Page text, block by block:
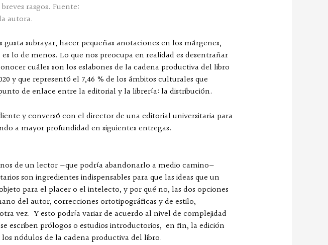
rasgos. Fuente:
autora.
subrayar, hacer pequeñas anotaciones en los márgenes,
lo de menos. Lo que nos preocupa en realidad es desentrañar
cuáles son los eslabones de la cadena productiva del libro
y que representó el 7,46 % de los ámbitos culturales que
de enlace entre la editorial y la librería: la distribución.
y conversó con el director de una editorial universitaria para
a mayor profundidad en siguientes entregas.
de un lector —que podría abandonarlo a medio camino—
son ingredientes indispensables para que las ideas que un
para el placer o el intelecto, y por qué no, las dos opciones
del autor, correcciones ortotipográficas y de estilo,
vez. Y esto podría variar de acuerdo al nivel de complejidad
escriben prólogos o estudios introductorios, en fin, la edición
nódulos de la cadena productiva del libro.